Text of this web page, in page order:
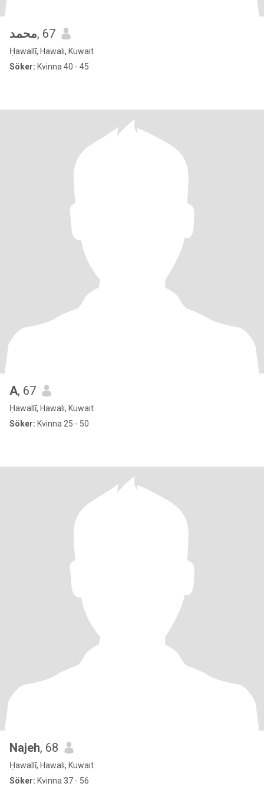
محمد, 67
Ḥawallī, Hawali, Kuwait
Söker: Kvinna 40 - 45
A, 67
Ḥawallī, Hawali, Kuwait
Söker: Kvinna 25 - 50
Najeh, 68
Ḥawallī, Hawali, Kuwait
Söker: Kvinna 37 - 56